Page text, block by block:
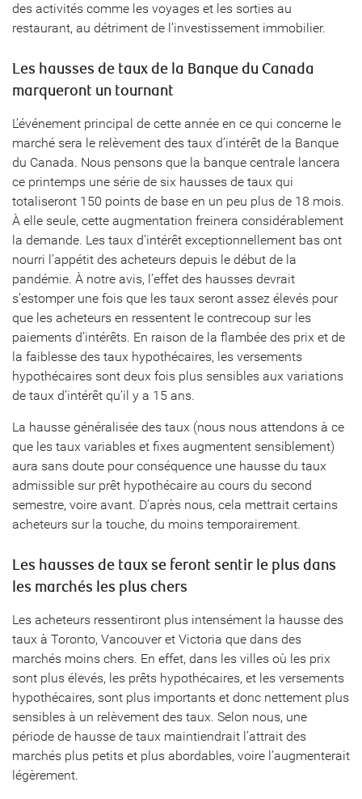
des activités comme les voyages et les sorties au
restaurant, au détriment de l’investissement immobilier.
Les hausses de taux de la Banque du Canada
marqueront un tournant
L’événement principal de cette année en ce qui concerne le
marché sera le relèvement des taux d’intérêt de la Banque
du Canada. Nous pensons que la banque centrale lancera
ce printemps une série de six hausses de taux qui
totaliseront 150 points de base en un peu plus de 18 mois.
À elle seule, cette augmentation freinera considérablement
la demande. Les taux d’intérêt exceptionnellement bas ont
nourri l’appétit des acheteurs depuis le début de la
pandémie. À notre avis, l’effet des hausses devrait
s’estomper une fois que les taux seront assez élevés pour
que les acheteurs en ressentent le contrecoup sur les
paiements d’intérêts. En raison de la flambée des prix et de
la faiblesse des taux hypothécaires, les versements
hypothécaires sont deux fois plus sensibles aux variations
de taux d’intérêt qu’il y a 15 ans.
La hausse généralisée des taux (nous nous attendons à ce
que les taux variables et fixes augmentent sensiblement)
aura sans doute pour conséquence une hausse du taux
admissible sur prêt hypothécaire au cours du second
semestre, voire avant. D’après nous, cela mettrait certains
acheteurs sur la touche, du moins temporairement.
Les hausses de taux se feront sentir le plus dans
les marchés les plus chers
Les acheteurs ressentiront plus intensément la hausse des
taux à Toronto, Vancouver et Victoria que dans des
marchés moins chers. En effet, dans les villes où les prix
sont plus élevés, les prêts hypothécaires, et les versements
hypothécaires, sont plus importants et donc nettement plus
sensibles à un relèvement des taux. Selon nous, une
période de hausse de taux maintiendrait l’attrait des
marchés plus petits et plus abordables, voire l’augmenterait
légèrement.